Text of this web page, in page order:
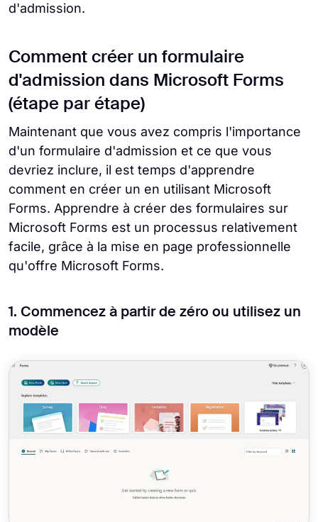
d'admission.
Comment créer un formulaire
d'admission dans Microsoft Forms
(étape par étape)
Maintenant que vous avez compris l'importance
d'un formulaire d'admission et ce que vous
devriez inclure, il est temps d'apprendre
comment en créer un en utilisant Microsoft
Forms. Apprendre à créer des formulaires sur
Microsoft Forms est un processus relativement
facile, grâce à la mise en page professionnelle
qu'offre Microsoft Forms.
1. Commencez à partir de zéro ou utilisez un
modèle